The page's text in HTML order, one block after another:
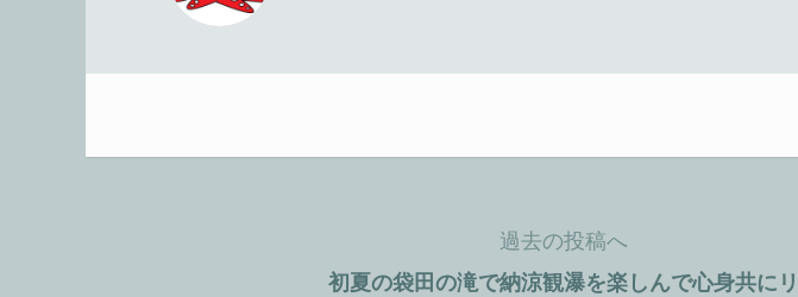
過去の投稿へ
初夏の袋田の滝で納涼観瀑を楽しんで心身共にリ